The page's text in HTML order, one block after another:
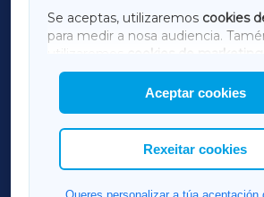
Se aceptas, utilizaremos cookies
para medir a nosa audiencia.
utilizaremos
cookies de marketing
mostrar publicidade de terceiros.
Así mesmo, podes personalizar a
cookies que desexas permitir.
Aceptar cookies
Rexeitar cookies
AMARIÑAXA
RIBEIRASACRAXA
ACORUÑAXA
FERROLXA